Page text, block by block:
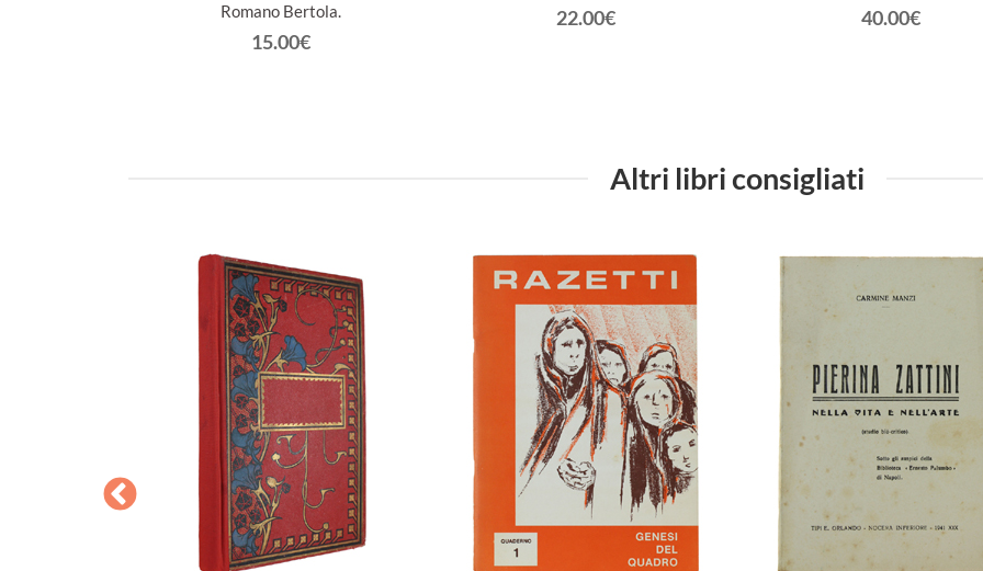
Romano Bertola.
15.00€
22.00€ 40.00€
Altri libri consigliati